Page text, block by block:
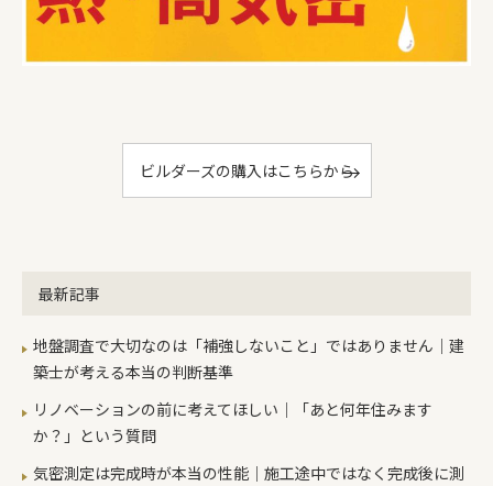
ビルダーズの購入はこちらから
最新記事
地盤調査で大切なのは「補強しないこと」ではありません｜建
築士が考える本当の判断基準
リノベーションの前に考えてほしい｜「あと何年住みます
か？」という質問
気密測定は完成時が本当の性能｜施工途中ではなく完成後に測